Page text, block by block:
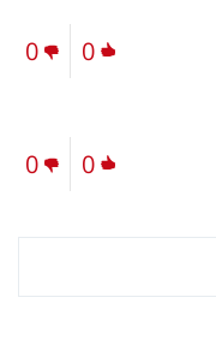
0
0
0
0